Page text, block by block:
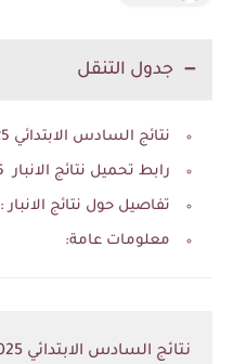
جدول التنقل
نتائج السادس الابتدائي 2025 – الانبار ( الرمادي )
رابط تحميل نتائج الانبار 2025
تفاصيل حول نتائج الانبار :
معلومات عامة:
نتائج السادس الابتدائي 2025 –